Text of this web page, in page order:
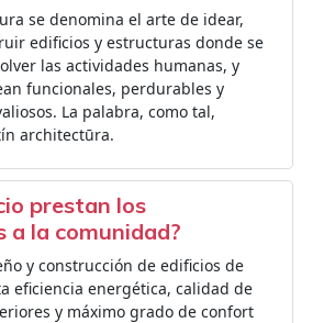
se denomina el arte de idear,
edificios y estructuras donde se
las actividades humanas, y
funcionales, perdurables y
La palabra, como tal,
architectūra.
prestan los
a la comunidad?
y construcción de edificios de
eficiencia energética, calidad de
y máximo grado de confort